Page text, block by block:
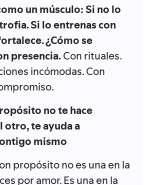
un músculo: Si no lo
Si lo entrenas con
¿Cómo se
presencia.Con rituales.
incómodas. Con
no te hace
otro, te ayuda a
mismo
propósito no es una en la
por amor. Es una en la